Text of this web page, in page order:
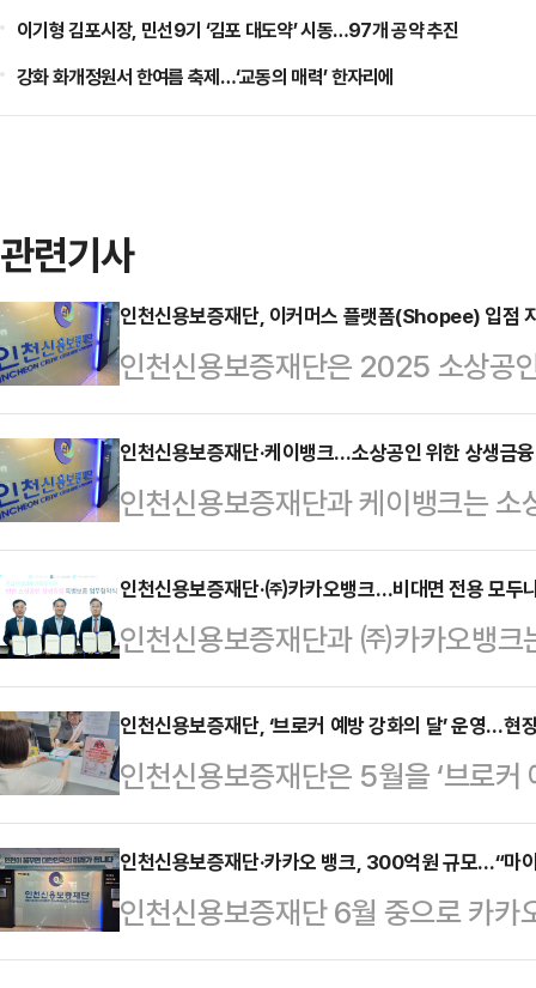
이기형 김포시장, 민선9기 ‘김포 대도약’ 시동…97개 공약 추진
강화 화개정원서 한여름 축제…‘교동의 매력’ 한자리에
관련기사
인천신용보증재단, 이커머스 플랫폼(Shopee) 입점
인천신용보증재단은 2025 소상공
동한다고 22일 밝혔다.이 사업은
(Shopee) 입점 및 수출 기반에 필
1 밀착 멘토링, 대학생 서포터즈와
하는 형태로 진행된다.맞춤형 교육
폼 특성 이해, 상품 등록, 가격 설정
관리 등 입점과 운영에 필요한 전반
은 인하공전 …
인천신용보증재단·케이뱅크…소상공인 위한 상생금
인천신용보증재단과 케이뱅크는
작한다고 18일 밝혔다.이번 협약으
증재원 30억원을 재단에 특별 출연
소기업·소상공인에게 총 450억원
상은 케이뱅크가 추천한 인천 소재
억원 이내에서 지원받을 수 있다.
거치 4년 간 매월 원금균등분할상
내 보증지원을 받았거…
인천신용보증재단·㈜카카오뱅크…비대면 전용 모두
인천신용보증재단과 ㈜카카오뱅크
두나눔 통장 특별보증 신청접수를
400억 원 한도로 인천지역의 중소
보할 수 있도록 설계됐다.지원대상
자로, 대표자 개인신용평점 745점
기본요건 충족 시 최대 2000만 원
받을 수 있다.재단과 카카오뱅크는
도 이자 부담이 과도하…
인천신용보증재단, ‘브로커 예방 강화의 달’ 운영…현
인천신용보증재단은 5월을 ‘브로
에 나선다고 13일 밝혔다.이번 캠
과 시장을 직접 방문, 상인과 소상
안내를 실시하는 현장 밀착형 활동
함께 불법 브로커의 주요 수법 및
인천신용보증재단·카카오 뱅크, 300억원 규모…“마
인천신용보증재단 6월 중으로 카
면 전용 모두 나눔 통장(마이너스